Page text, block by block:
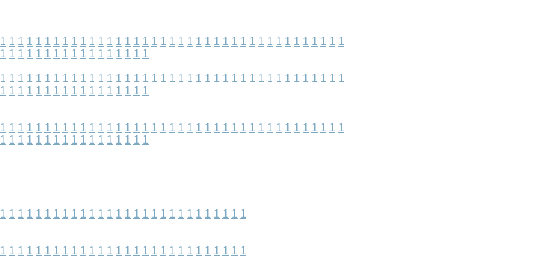
1 1 1 1 1 1 1 1 1 1 1 1 1 1 1 1 1 1 1 1 1 1 1 1 1 1 1 1 1 1 1 1 1 1 1 1 1 1 1
1 1 1 1 1 1 1 1 1 1 1 1 1 1 1 1 1
1 1 1 1 1 1 1 1 1 1 1 1 1 1 1 1 1 1 1 1 1 1 1 1 1 1 1 1 1 1 1 1 1 1 1 1 1 1 1
1 1 1 1 1 1 1 1 1 1 1 1 1 1 1 1 1
1 1 1 1 1 1 1 1 1 1 1 1 1 1 1 1 1 1 1 1 1 1 1 1 1 1 1 1 1 1 1 1 1 1 1 1 1 1 1
1 1 1 1 1 1 1 1 1 1 1 1 1 1 1 1 1
1 1 1 1 1 1 1 1 1 1 1 1 1 1 1 1 1 1 1 1 1 1 1 1 1 1 1 1
1 1 1 1 1 1 1 1 1 1 1 1 1 1 1 1 1 1 1 1 1 1 1 1 1 1 1 1